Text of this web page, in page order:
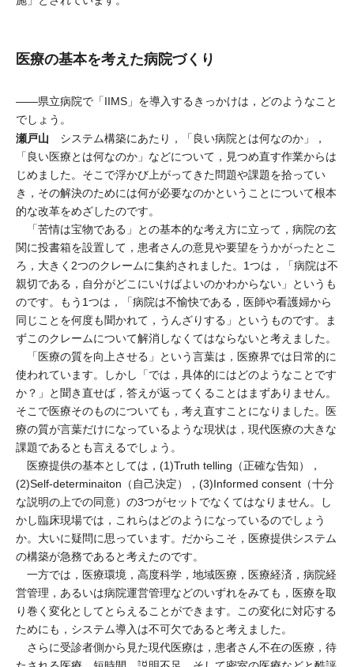
医療の基本を考えた病院づくり
――県立病院で「IIMS」を導入するきっかけは，どのようなこと
でしょう。
瀬戸山 システム構築にあたり，「良い病院とは何なのか」，
「良い医療とは何なのか」などについて，見つめ直す作業からは
じめました。そこで浮かび上がってきた問題や課題を拾ってい
き，その解決のためには何が必要なのかということについて根本
的な改革をめざしたのです。
「苦情は宝物である」との基本的な考え方に立って，病院の玄
関に投書箱を設置して，患者さんの意見や要望をうかがったとこ
ろ，大きく2つのクレームに集約されました。1つは，「病院は不
親切である，自分がどこにいけばよいのかわからない」というも
のです。もう1つは，「病院は不愉快である，医師や看護婦から
同じことを何度も聞かれて，うんざりする」というものです。ま
ずこのクレームについて解消しなくてはならないと考えました。
「医療の質を向上させる」という言葉は，医療界では日常的に
使われています。しかし「では，具体的にはどのようなことです
か？」と聞き直せば，答えが返ってくることはまずありません。
そこで医療そのものについても，考え直すことになりました。医
療の質が言葉だけになっているような現状は，現代医療の大きな
課題であるとも言えるでしょう。
医療提供の基本としては，(1)Truth telling（正確な告知），
(2)Self-determinaiton（自己決定），(3)Informed consent（十分
な説明の上での同意）の3つがセットでなくてはなりません。し
かし臨床現場では，これらはどのようになっているのでしょう
か。大いに疑問に思っています。だからこそ，医療提供システム
の構築が急務であると考えたのです。
一方では，医療環境，高度科学，地域医療，医療経済，病院経
営管理，あるいは病院運営管理などのいずれをみても，医療を取
り巻く変化としてとらえることができます。この変化に対応する
ためにも，システム導入は不可欠であると考えました。
さらに受診者側から見た現代医療は，患者さん不在の医療，待